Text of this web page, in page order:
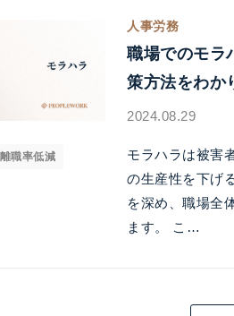
職率低減
人事労務
職場でのモラ
策方法をわか
2024.08.29
モラハラは被害
の生産性を下げ
を深め、職場全
ます。 こ…